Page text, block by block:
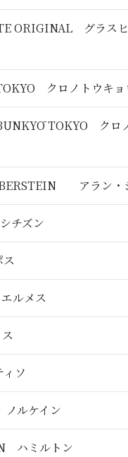
ORIGINAL グラスヒ
クロノトウキョ
TOKYO クロ
アラン・
チズン
ルメス
ソ
ルケイン
ハミルトン